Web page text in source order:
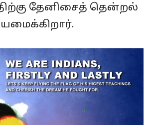
தேனிசைத் தென்றல்